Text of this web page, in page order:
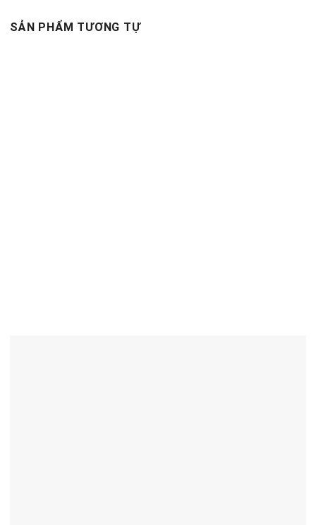
SẢN PHẨM TƯƠNG TỰ